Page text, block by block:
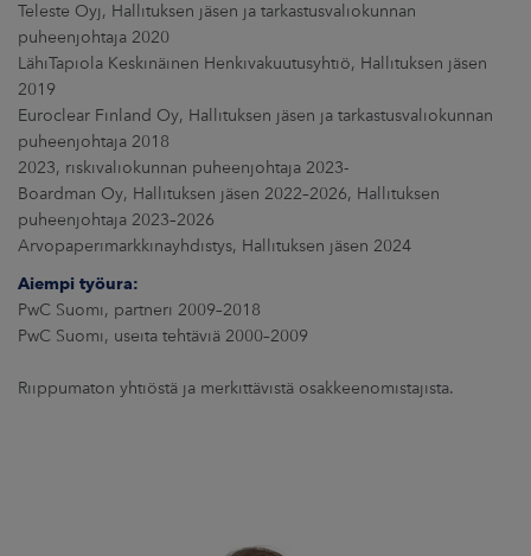
Teleste Oyj, Hallituksen jäsen ja tarkastusvaliokunnan
puheenjohtaja 2020
LähiTapiola Keskinäinen Henkivakuutusyhtiö, Hallituksen jäsen
2019
Euroclear Finland Oy, Hallituksen jäsen ja tarkastusvaliokunnan
puheenjohtaja 2018
2023, riskivaliokunnan puheenjohtaja 2023-
Boardman Oy, Hallituksen jäsen 2022–2026, Hallituksen
puheenjohtaja 2023–2026
Arvopaperimarkkinayhdistys, Hallituksen jäsen 2024
Aiempi työura:
PwC Suomi, partneri 2009–2018
PwC Suomi, useita tehtäviä 2000–2009
Riippumaton yhtiöstä ja merkittävistä osakkeenomistajista.